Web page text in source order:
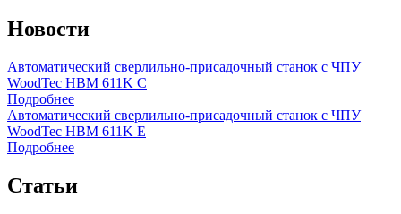
Новости
Автоматический сверлильно-присадочный станок с ЧПУ
WoodTec HBM 611K C
Подробнее
Автоматический сверлильно-присадочный станок с ЧПУ
WoodTec HBM 611K E
Подробнее
Статьи